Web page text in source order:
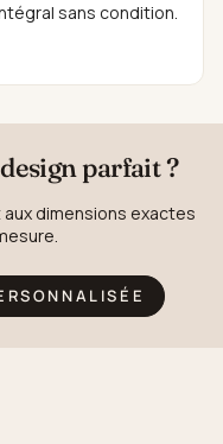
sans condition.
parfait ?
dimensions exactes